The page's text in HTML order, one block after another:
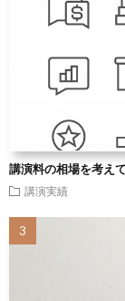
講演料の相場を考え
講演実績